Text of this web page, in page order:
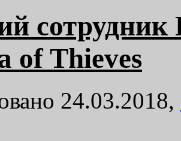
сотрудник
of Thieves
24.03.2018,